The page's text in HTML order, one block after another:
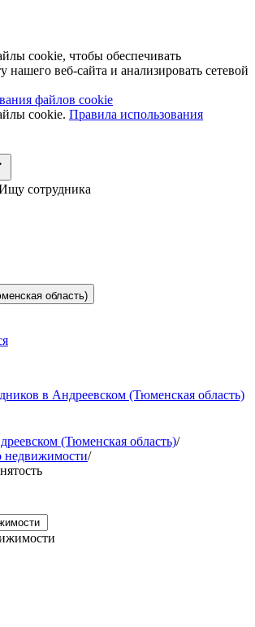
cookie, чтобы обеспечивать
нашего веб-сайта и анализировать сетевой
файлов cookie
cookie. Правила использования
сотрудника
область)
в Андреевском (Тюменская область)
(Тюменская область)/
недвижимости/